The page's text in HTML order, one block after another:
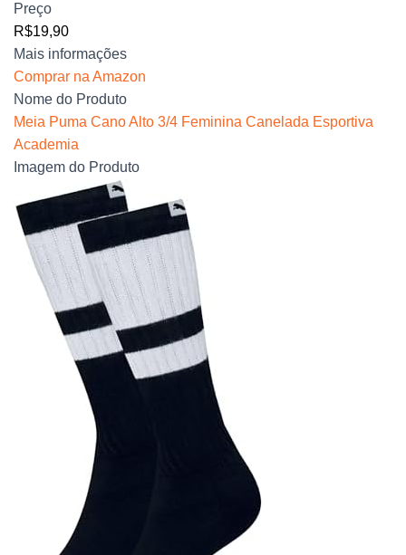
Preço
R$19,90
Mais informações
Comprar na Amazon
Nome do Produto
Meia Puma Cano Alto 3/4 Feminina Canelada Esportiva
Academia
Imagem do Produto